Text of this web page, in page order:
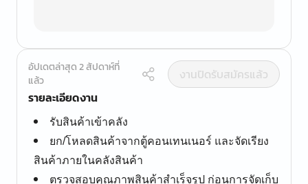
อัปเดตล่าสุด 2 สัปดาห์ที่
แล้ว
งานปิดรับสมัครแล้ว
รายละเอียดงาน
รับสินค้าเข้าคลัง
ยก/โหลดสินค้าจากตู้คอนเทนเนอร์ และจัดเรียง
สินค้าภายในคลังสินค้า
ตรวจสอบคุณภาพสินค้าสำเร็จรูป ก่อนการจัดเก็บ